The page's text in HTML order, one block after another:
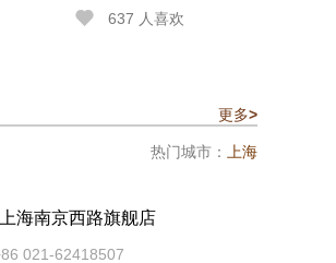
637 人喜欢
更多>
热门城市： 上海
海南京西路旗舰店
021-62418507